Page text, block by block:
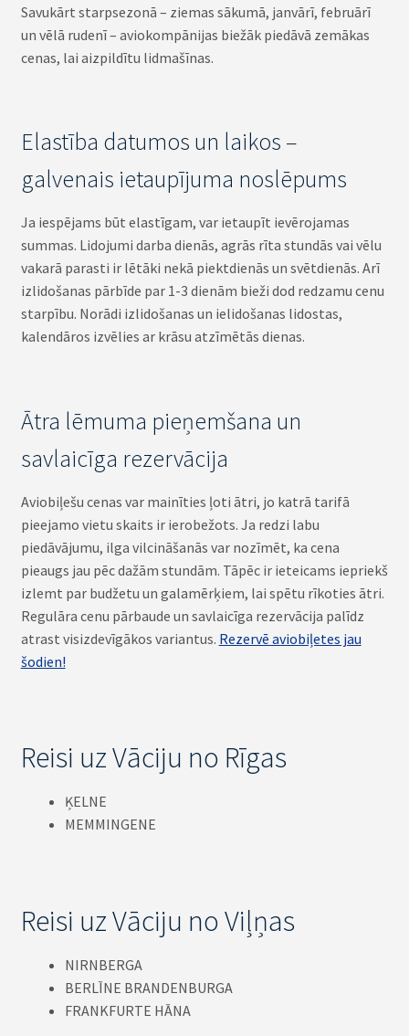
Savukārt starpsezonā – ziemas sākumā, janvārī, februārī
un vēlā rudenī – aviokompānijas biežāk piedāvā zemākas
cenas, lai aizpildītu lidmašīnas.
Elastība datumos un laikos –
galvenais ietaupījuma noslēpums
Ja iespējams būt elastīgam, var ietaupīt ievērojamas
summas. Lidojumi darba dienās, agrās rīta stundās vai vēlu
vakarā parasti ir lētāki nekā piektdienās un svētdienās. Arī
izlidošanas pārbīde par 1-3 dienām bieži dod redzamu cenu
starpību. Norādi izlidošanas un ielidošanas lidostas,
kalendāros izvēlies ar krāsu atzīmētās dienas.
Ātra lēmuma pieņemšana un
savlaicīga rezervācija
Aviobiļešu cenas var mainīties ļoti ātri, jo katrā tarifā
pieejamo vietu skaits ir ierobežots. Ja redzi labu
piedāvājumu, ilga vilcināšanās var nozīmēt, ka cena
pieaugs jau pēc dažām stundām. Tāpēc ir ieteicams iepriekš
izlemt par budžetu un galamērķiem, lai spētu rīkoties ātri.
Regulāra cenu pārbaude un savlaicīga rezervācija palīdz
atrast visizdevīgākos variantus. Rezervē aviobiļetes jau
šodien!
Reisi uz Vāciju no Rīgas
ĶELNE
MEMMINGENE
Reisi uz Vāciju no Viļņas
NIRNBERGA
BERLĪNE BRANDENBURGA
FRANKFURTE HĀNA